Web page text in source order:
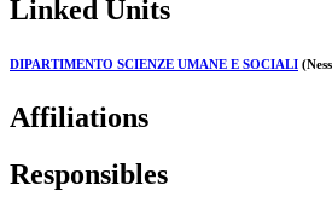
Linked Units
DIPARTIMENTO SCIENZE UMANE E SOCIALI
Affiliations
Responsibles